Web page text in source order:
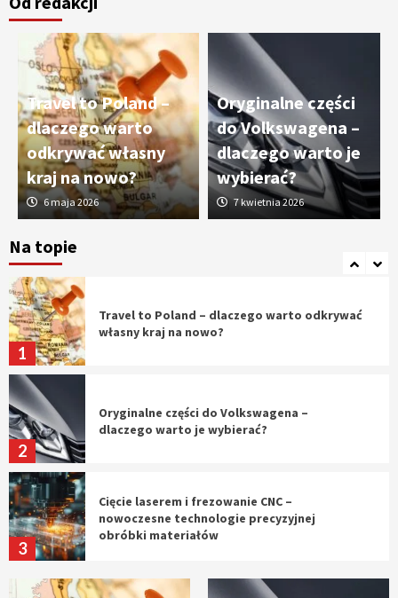
Travel to Poland –
dlaczego warto
odkrywać własny
kraj na nowo?
6 maja 2026
Oryginalne części
do Volkswagena –
dlaczego warto je
wybierać?
7 kwietnia 2026
Na topie
3
nowoczesne technologie precyzyjnej
obróbki materiałów
4
Czy sztuczna inteligencja wyprze pracę
geodety w przyszłości?
5
Tworzenie aplikacji internetowych – jak
1
Travel to Poland – dlaczego warto odkrywać
własny kraj na nowo?
2
Oryginalne części do Volkswagena –
dlaczego warto je wybierać?
3
Cięcie laserem i frezowanie CNC –
nowoczesne technologie precyzyjnej
obróbki materiałów